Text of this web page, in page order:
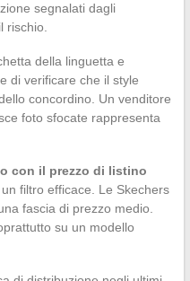
segnalati dagli
rischio.
della linguetta e
di verificare che il style
concordino. Un venditore
foto sfocate rappresenta
con il prezzo di listino
filtro efficace. Le Skechers
fascia di prezzo medio.
su un modello